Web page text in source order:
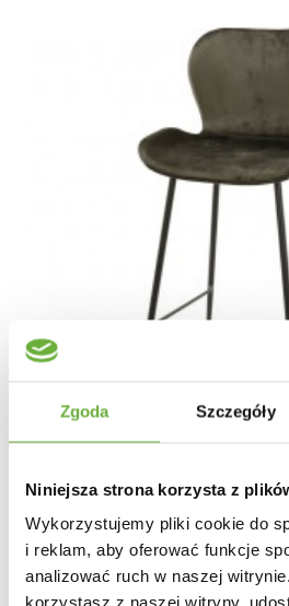
Zgoda Szczegóły
Niniejsza strona korzysta z
Wykorzystujemy pliki cookie do
i reklam, aby oferować funkcje
analizować ruch w naszej
korzystasz z naszej witryny,
HOKER SILKY 99 CM WELUR